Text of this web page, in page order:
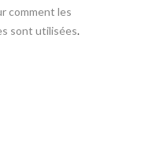
comment les
sont utilisées.